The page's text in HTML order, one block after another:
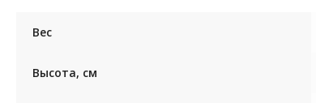
Вес
Высота, см